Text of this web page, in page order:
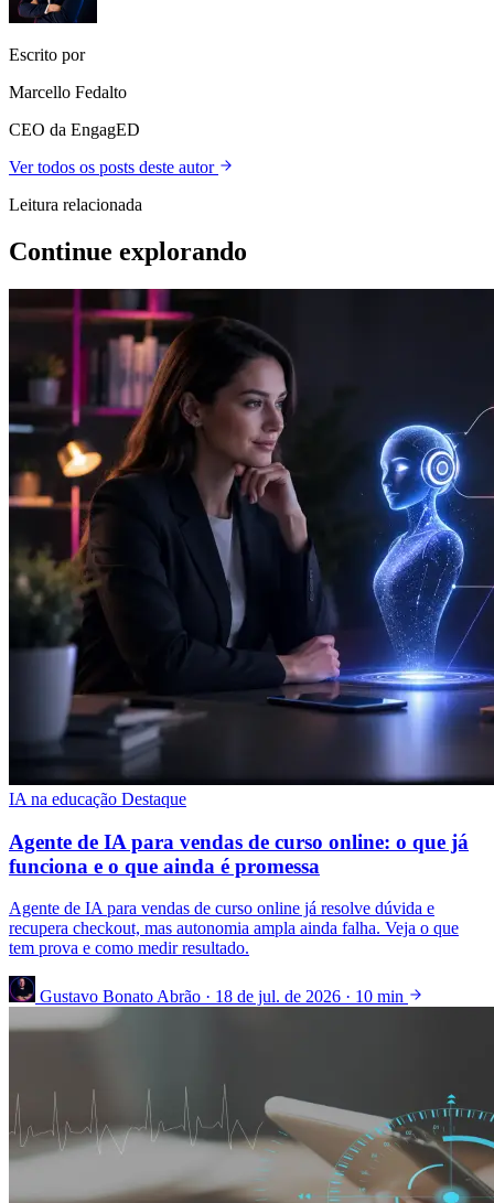
Escrito por
Marcello Fedalto
CEO da EngagED
Ver todos os posts deste autor
Leitura relacionada
Continue explorando
IA na educação Destaque
Agente de IA para vendas de curso online: o que já
funciona e o que ainda é promessa
Agente de IA para vendas de curso online já resolve dúvida e
recupera checkout, mas autonomia ampla ainda falha. Veja o que
tem prova e como medir resultado.
Gustavo Bonato Abrão · 18 de jul. de 2026 · 10 min